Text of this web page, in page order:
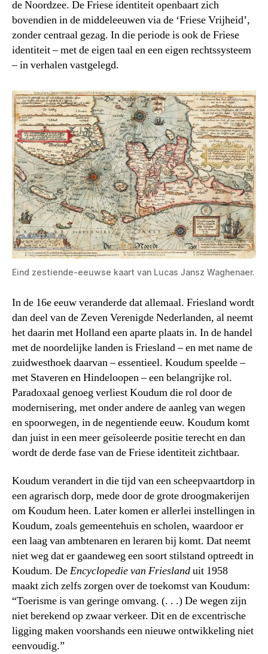
de Noordzee. De Friese identiteit openbaart zich
bovendien in de middeleeuwen via de ‘Friese Vrijheid’,
zonder centraal gezag. In die periode is ook de Friese
identiteit – met de eigen taal en een eigen rechtssysteem
– in verhalen vastgelegd.
Eind zestiende-eeuwse kaart van Lucas Jansz Waghenaer.
In de 16e eeuw veranderde dat allemaal. Friesland wordt
dan deel van de Zeven Verenigde Nederlanden, al neemt
het daarin met Holland een aparte plaats in. In de handel
met de noordelijke landen is Friesland – en met name de
zuidwesthoek daarvan – essentieel. Koudum speelde –
met Staveren en Hindeloopen – een belangrijke rol.
Paradoxaal genoeg verliest Koudum die rol door de
modernisering, met onder andere de aanleg van wegen
en spoorwegen, in de negentiende eeuw. Koudum komt
dan juist in een meer geïsoleerde positie terecht en dan
wordt de derde fase van de Friese identiteit zichtbaar.
Koudum verandert in die tijd van een scheepvaartdorp in
een agrarisch dorp, mede door de grote droogmakerijen
om Koudum heen. Later komen er allerlei instellingen in
Koudum, zoals gemeentehuis en scholen, waardoor er
een laag van ambtenaren en leraren bij komt. Dat neemt
niet weg dat er gaandeweg een soort stilstand optreedt in
Koudum. DeEncyclopedie van Frieslanduit 1958
maakt zich zelfs zorgen over de toekomst van Koudum:
“Toerisme is van geringe omvang. (. . .) De wegen zijn
niet berekend op zwaar verkeer. Dit en de excentrische
ligging maken voorshands een nieuwe ontwikkeling niet
eenvoudig.”